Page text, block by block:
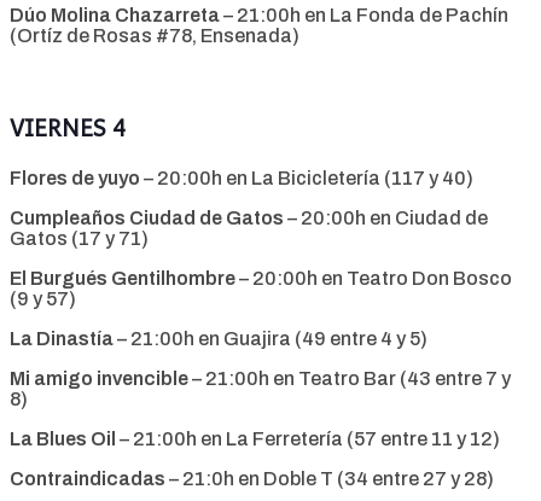
Dúo Molina Chazarreta– 21:00h en La Fonda de Pachín
(Ortíz de Rosas #78, Ensenada)
VIERNES 4
Flores de yuyo – 20:00h en La Bicicletería (117 y 40)
Cumpleaños Ciudad de Gatos – 20:00h en Ciudad de
Gatos (17 y 71)
El Burgués Gentilhombre– 20:00h en Teatro Don Bosco
(9 y 57)
La Dinastía– 21:00h en Guajira (49 entre 4 y 5)
Mi amigo invencible– 21:00h en Teatro Bar (43 entre 7 y
8)
La Blues Oil – 21:00h en La Ferretería (57 entre 11 y 12)
Contraindicadas – 21:0h en Doble T (34 entre 27 y 28)